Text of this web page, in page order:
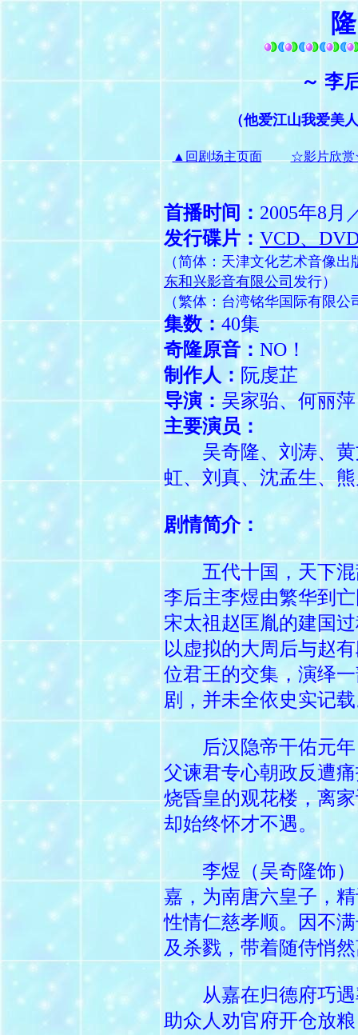
～ 李
（他爱江山我爱美
▲回剧场主页面 ☆影片欣
首播时间： 2005年8月
发行碟片：VCD、
（简体：天津文化艺术音像出
东和兴影音有限公司 发行）
（繁体：台湾铭华国际有限公
集数：40集
奇隆原音： NO！
制作人： 阮虔芷
导演：吴家骀、何丽萍
主要演员：
吴奇隆、刘涛、黄
虹、刘真、沈孟生、
剧情简介：
五代十国，天下混
李后主李煜由繁华到
宋太祖赵匡胤的建国
以虚拟的大周后与赵
位君王的交集，演绎
剧，并未全依史实记
后汉隐帝干佑元年
父谏君专心朝政反遭
烧昏皇的观花楼，离
却始终怀才不遇。
李煜（吴奇隆饰）
嘉，为南唐六皇子，
性情仁慈孝顺。因不
及杀戮，带着随侍悄
从嘉在归德府巧遇
助众人劝官府开仓放